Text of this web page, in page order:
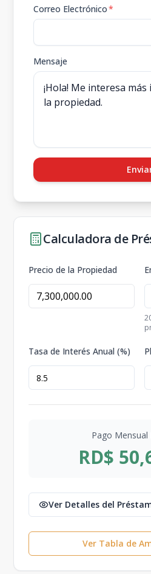
Correo Electrónico*
Mensaje
Calculadora de
Precio de la Propiedad
Tasa de Interés Anual (%)
Pago Mensual
RD$
Ver Detalles del
Ver Tabla de